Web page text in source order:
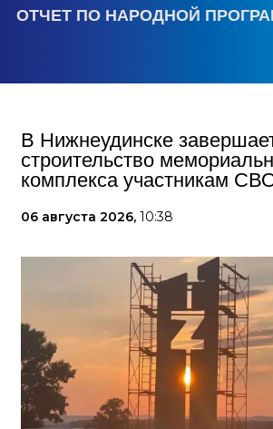
ОТЧЕТ ПО НАРОДНОЙ
В Нижнеудинске
строительство
комплекса участникам
06 августа 2026, 10:38